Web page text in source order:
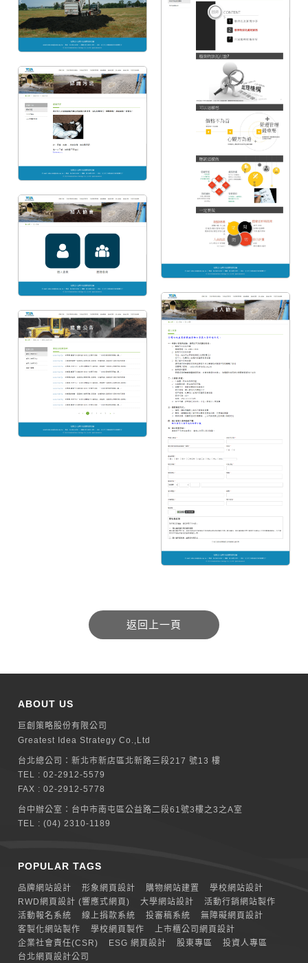
ABOUT US
巨創策略股份有限公司
Greatest Idea Strategy Co.,Ltd
台北總公司：新北巿新店區北新路三段217 號13 樓
TEL :02-2912-5579
FAX : 02-2912-5778
台中辦公室： 台中市南屯區公益路二段61號3樓之3之A室
TEL :(04) 2310-1189
POPULAR TAGS
品牌網站設計 形象網頁設計 購物網站建置
學校網站設計
RWD網頁設計 (響應式網頁)
大學網站設計
活動行銷網站製作
活動報名系統
線上捐款系統 投審稿系統
無障礙網頁設計
客製化網站製作
學校網頁製作
上市櫃公司網頁設計
企業社會責任(CSR)
ESG 網頁設計 股東專區
投資人專區
台北網頁設計公司